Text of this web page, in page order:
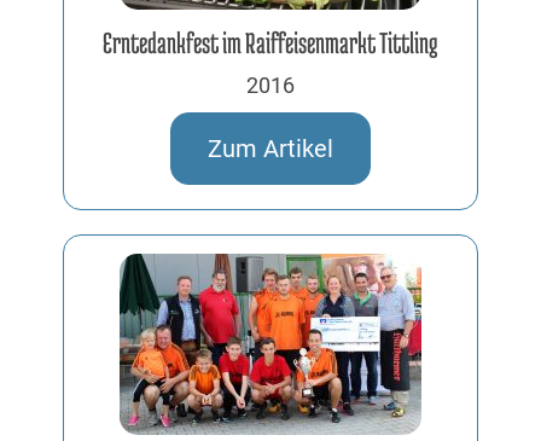
Erntedankfest im Raiffeisenmarkt Tittling
2016
Zum Artikel